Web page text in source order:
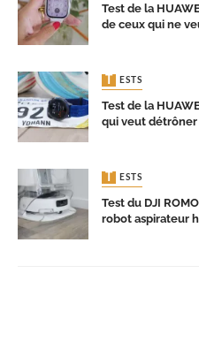
Test de la
de ceux qui ne
TESTS
Test de la
qui veut détrôner
TESTS
Test du DJI
robot aspirateur